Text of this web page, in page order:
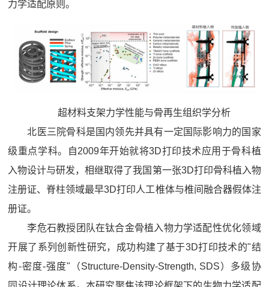
力学适配原则。
超材料支架力学性能与骨再生组织学分析
北医三院骨科是国内领先并具有一定国际影响力的国家
级重点学科。自2009年开始就将3D打印技术应用于骨科植
入物设计与研发，相继取得了我国第一张3D打印骨科植入物
注册证、脊柱领域最早3D打印人工椎体与椎间融合器假体注
册证。
李危石教授团队在钛合金骨植入物力学适配性优化领域
开展了系列创新性研究，成功构建了基于3D打印技术的"结
构-密度-强度"（Structure-Density-Strength, SDS）多级协